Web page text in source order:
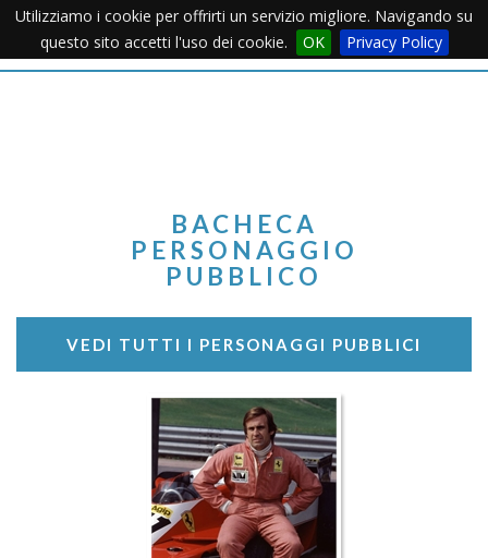
Utilizziamo i cookie per offrirti un servizio migliore. Navigando su
questo sito accetti l'uso dei cookie.
OK Privacy PolicyMenu
BACHECA
PERSONAGGIO
PUBBLICO
VEDI TUTTI I PERSONAGGI PUBBLICI